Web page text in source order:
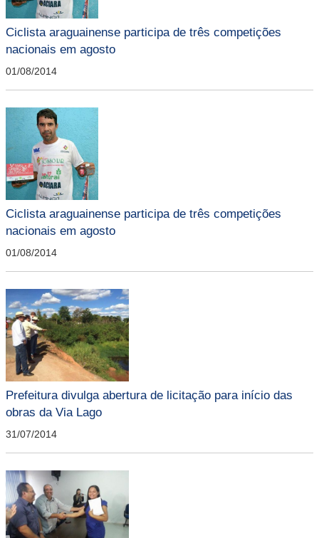
Ciclista araguainense participa de três competições
nacionais em agosto
01/08/2014
Ciclista araguainense participa de três competições
nacionais em agosto
01/08/2014
Prefeitura divulga abertura de licitação para início das
obras da Via Lago
31/07/2014